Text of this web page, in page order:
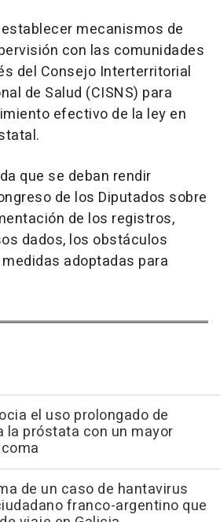
mecanismos de
con las comunidades
del Consejo Interterritorial
de Salud (CISNS) para
efectivo de la ley en
que se deban rendir
de los Diputados sobre
de los registros,
dados, los obstáculos
adoptadas para
el uso prolongado de
la próstata con un mayor
de un caso de hantavirus
franco-argentino que